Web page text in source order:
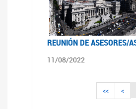
REUNIÓN DE ASESORES/
11/08/2022
<< <